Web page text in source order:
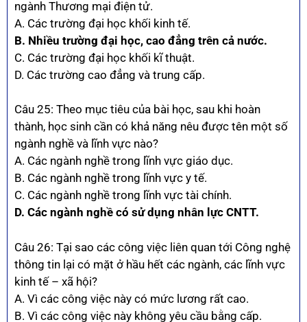
ngành Thương mại điện tử.
A. Các trường đại học khối kinh tế.
B. Nhiều trường đại học, cao đẳng trên cả nước.
C. Các trường đại học khối kĩ thuật.
D. Các trường cao đẳng và trung cấp.
Câu 25: Theo mục tiêu của bài học, sau khi hoàn
thành, học sinh cần có khả năng nêu được tên một số
ngành nghề và lĩnh vực nào?
A. Các ngành nghề trong lĩnh vực giáo dục.
B. Các ngành nghề trong lĩnh vực y tế.
C. Các ngành nghề trong lĩnh vực tài chính.
D. Các ngành nghề có sử dụng nhân lực CNTT.
Câu 26: Tại sao các công việc liên quan tới Công nghệ
thông tin lại có mặt ở hầu hết các ngành, các lĩnh vực
kinh tế – xã hội?
A. Vì các công việc này có mức lương rất cao.
B. Vì các công việc này không yêu cầu bằng cấp.